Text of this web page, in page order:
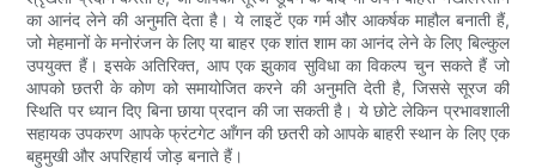
का आनंद लेने की अनुमति देता है। ये लाइटें एक गर्म और आकर्षक माहौल बनाती हैं,
जो मेहमानों के मनोरंजन के लिए या बाहर एक शांत शाम का आनंद लेने के लिए बिल्कुल
उपयुक्त हैं। इसके अतिरिक्त, आप एक झुकाव सुविधा का विकल्प चुन सकते हैं जो
आपको छतरी के कोण को समायोजित करने की अनुमति देती है, जिससे सूरज की
स्थिति पर ध्यान दिए बिना छाया प्रदान की जा सकती है। ये छोटे लेकिन प्रभावशाली
सहायक उपकरण आपके फ्रंटगेट आँगन की छतरी को आपके बाहरी स्थान के लिए एक
बहुमुखी और अपरिहार्य जोड़ बनाते हैं।